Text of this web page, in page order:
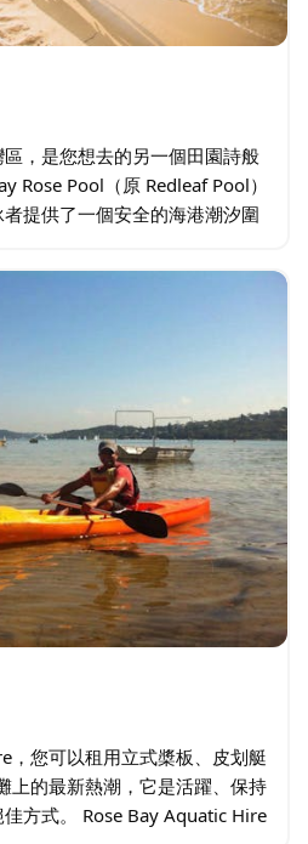
，是您想去的另一個田園詩般
Rose Pool（原 Redleaf Pool）
提供了一個安全的海港潮汐圍
，您可以租用立式槳板、皮划艇
上的最新熱潮，它是活躍、保持
方式。 Rose Bay Aquatic Hire